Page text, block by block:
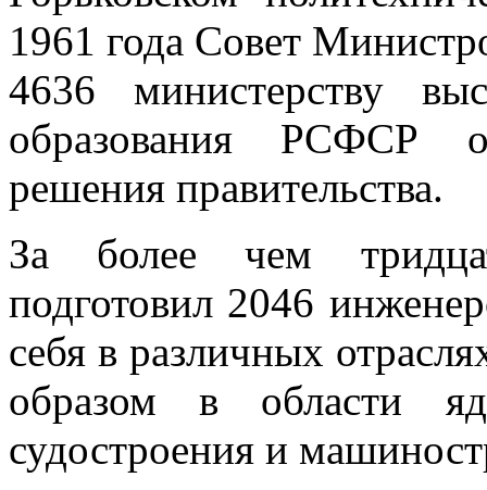
1961 года Совет
4636 министерству
образования РСФСР
решения правительства.
За более чем
подготовил 2046
себя в различных
образом в области
судостроения и